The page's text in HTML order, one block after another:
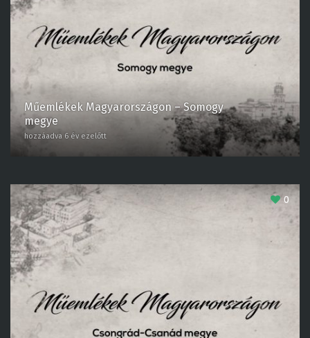
Műemlékek Magyarországon – Somogy
megye
hozzáadva 6 év ezelőtt
0